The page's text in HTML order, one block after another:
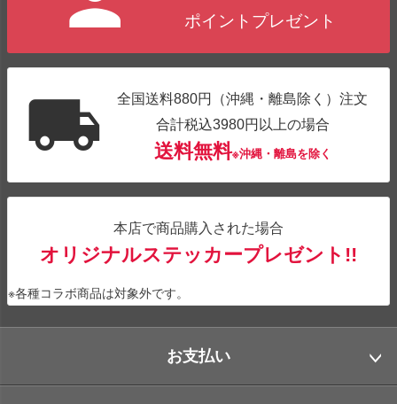
ポイントプレゼント
全国送料880円（沖縄・離島除く）注文
合計税込3980円以上の場合
送料無料※沖縄・離島を除く
本店で商品購入された場合
オリジナルステッカープレゼント!!
※各種コラボ商品は対象外です。
お支払い